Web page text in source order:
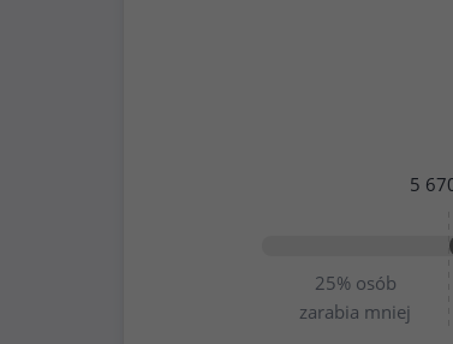
25% osób
zarabia mniej
5